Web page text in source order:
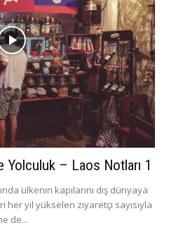
Yolculuk – Laos Notları 1
ülkenin kapılarını dış dünyaya
yıl yükselen ziyaretçi sayısıyla
de...